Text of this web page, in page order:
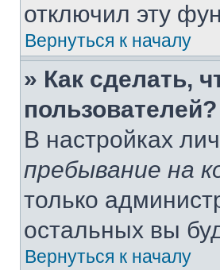
отключил эту
Вернуться к началу
» Как сделать,
пользователей?
В настройках
пребывание на
только
остальных вы
Вернуться к началу